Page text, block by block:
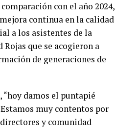
con el año 2024,
continua en la calidad
a los asistentes de la
que se acogieron a
de generaciones de
damos el puntapié
muy contentos por
y comunidad